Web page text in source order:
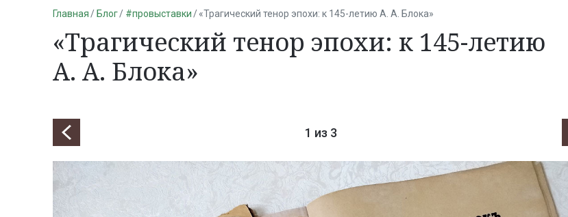
Главная Блог #провыставки «Трагический тенор эпохи: к 145-летию А. А. Блока»
«Трагический тенор эпохи: к 145-летию
А. А. Блока»
1 из 3